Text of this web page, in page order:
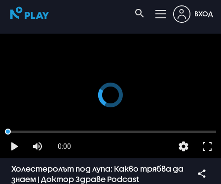
ВХОД
0:00
Холестеролът под лупа: Какво трябва да
знаем | Доктор Здраве Podcast